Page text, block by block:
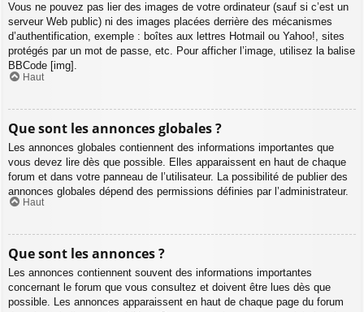
Vous ne pouvez pas lier des images de votre ordinateur (sauf si c’est un
serveur Web public) ni des images placées derrière des mécanismes
d’authentification, exemple : boîtes aux lettres Hotmail ou Yahoo!, sites
protégés par un mot de passe, etc. Pour afficher l’image, utilisez la balise
BBCode [img].
Haut
Que sont les annonces globales ?
Les annonces globales contiennent des informations importantes que
vous devez lire dès que possible. Elles apparaissent en haut de chaque
forum et dans votre panneau de l’utilisateur. La possibilité de publier des
annonces globales dépend des permissions définies par l’administrateur.
Haut
Que sont les annonces ?
Les annonces contiennent souvent des informations importantes
concernant le forum que vous consultez et doivent être lues dès que
possible. Les annonces apparaissent en haut de chaque page du forum